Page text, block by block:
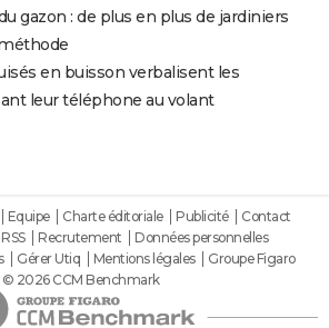
gazon : de plus en plus de jardiniers
en buisson verbalisent les
leur téléphone au volant
Equipe Charte éditoriale Publicité
Contact
RSS Recrutement
Données personnelles
Gérer Utiq Mentions légales
Groupe Figaro
© 2026 CCM Benchmark